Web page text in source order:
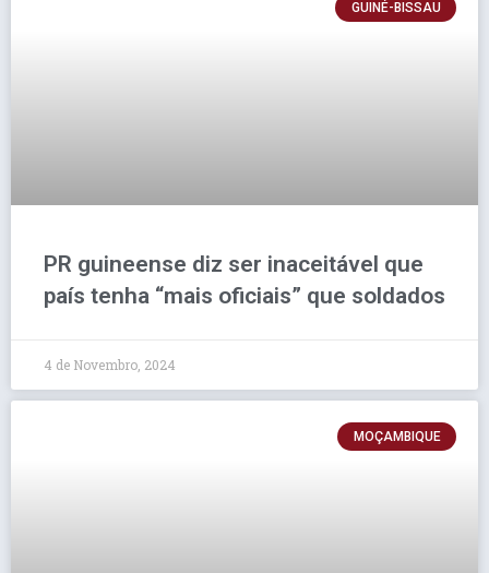
GUINÉ-BISSAU
PR guineense diz ser inaceitável que
país tenha “mais oficiais” que soldados
4 de Novembro, 2024
MOÇAMBIQUE